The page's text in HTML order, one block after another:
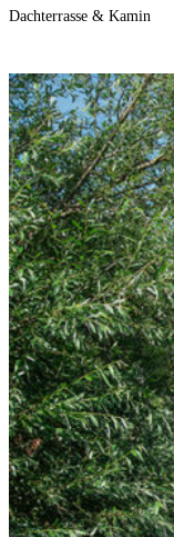
Dachterrasse & Kamin